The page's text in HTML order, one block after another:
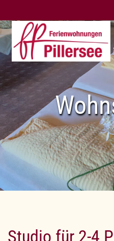
Skip to main content
Studio für 2-4